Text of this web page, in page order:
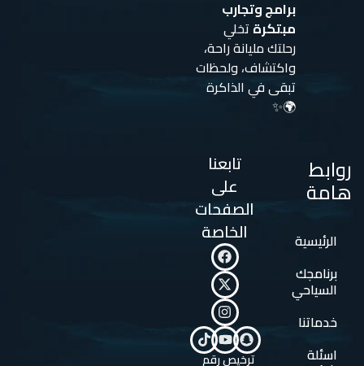
برامج وتجارب
مبتكرة تخلي
رحلتك مليانة راحة،
واكتشاف، ولحظات
تبقى في الذاكرة
🌍✨
روابط
هامة
الرئيسية
برنامجك
السياحي
خدماتنا
اسئلة
تابعنا
على
الصفحات
الخاصة
ترخيص رقم